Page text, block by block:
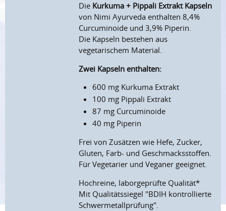
Die Kurkuma + Pippali Extrakt Kapseln
von Nimi Ayurveda enthalten 8,4%
Curcuminoide und 3,9% Piperin.
Die Kapseln bestehen aus
vegetarischem Material.
Zwei Kapseln enthalten:
600 mg Kurkuma Extrakt
100 mg Pippali Extrakt
87 mg Curcuminoide
40 mg Piperin
Frei von Zusätzen wie Hefe, Zucker,
Gluten, Farb- und Geschmacksstoffen.
Für Vegetarier und Veganer geeignet.
Hochreine, laborgeprüfte Qualität*
Mit Qualitätssiegel "BDIH kontrollierte
Schwermetallprüfung".